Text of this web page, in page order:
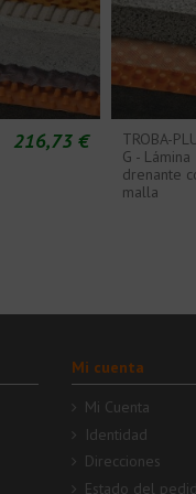
216,73 €
TROBA-
G - Lámina
drenante
malla
Mi cuenta
Mi Cuenta
Identidad
Direcciones
Estado del